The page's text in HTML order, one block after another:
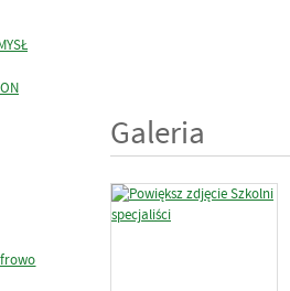
Galeria